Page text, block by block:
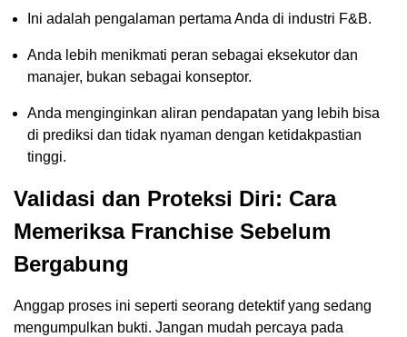
Ini adalah pengalaman pertama Anda di industri F&B.
Anda lebih menikmati peran sebagai eksekutor dan
manajer, bukan sebagai konseptor.
Anda menginginkan aliran pendapatan yang lebih bisa
di prediksi dan tidak nyaman dengan ketidakpastian
tinggi.
Validasi dan Proteksi Diri: Cara
Memeriksa Franchise Sebelum
Bergabung
Anggap proses ini seperti seorang detektif yang sedang
mengumpulkan bukti. Jangan mudah percaya pada